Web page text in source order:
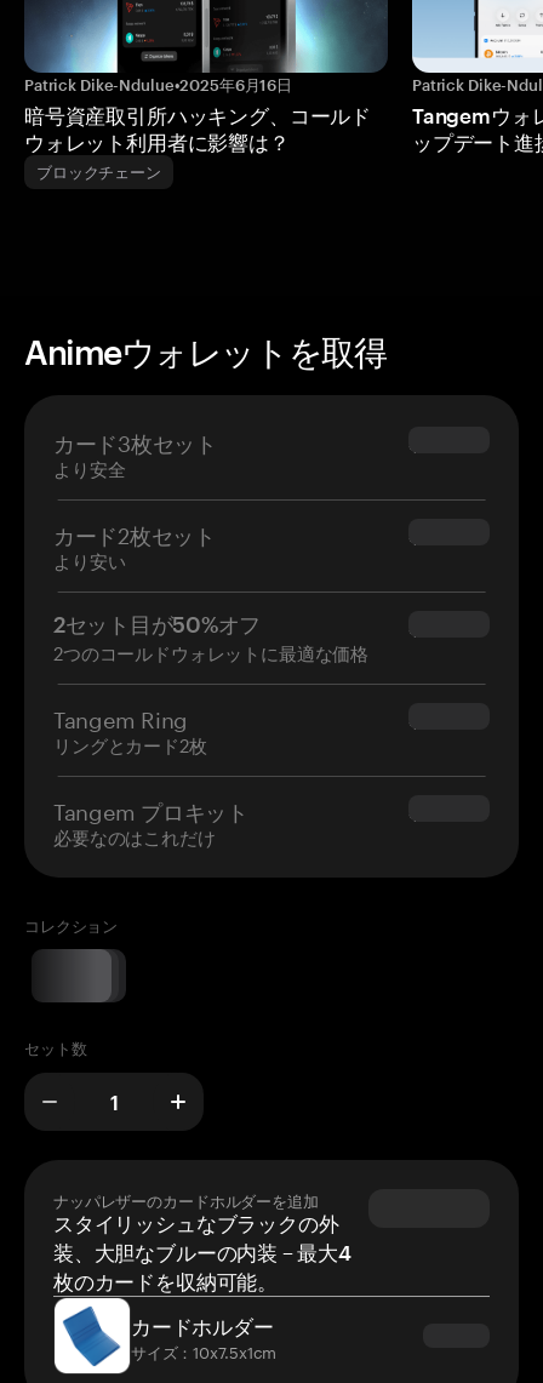
Patrick Dike-Ndulue•2025年6月16日
暗号資産取引所ハッキング、コールド
ウォレット利用者に影響は？
ブロックチェーン
Patrick Dike-
Tangemウォ
ップデート進
Animeウォレットを取得
カード3枚セット
より安全
$69.90
カード2枚セット
より安い
$54.90
2セット目が50%オフ
2つのコールドウォレットに最適な価格
$34.95
Tangem Ring
リングとカード2枚
$160.00
Tangem プロキット
必要なのはこれだけ
$180.00
コレクション
セット数
ナッパレザーのカードホルダーを追加
スタイリッシュなブラックの外
装、大胆なブルーの内装 – 最大4
枚のカードを収納可能。
カードホルダー
サイズ：10x7.5x1cm